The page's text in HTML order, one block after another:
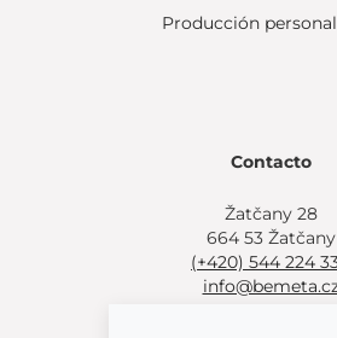
Producción
Contacto
Žatčany 28
664 53 Žatčany
(+420) 544 224